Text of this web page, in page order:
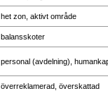
het zon, aktivt område
balansskoter
personal (avdelning),
överreklamerad, överskattad